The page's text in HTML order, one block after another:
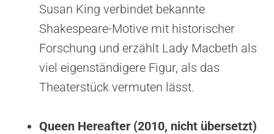
Susan King verbindet bekannte
Shakespeare-Motive mit historischer
Forschung und erzählt Lady Macbeth als
viel eigenständigere Figur, als das
Theaterstück vermuten lässt.
Queen Hereafter (2010, nicht übersetzt)